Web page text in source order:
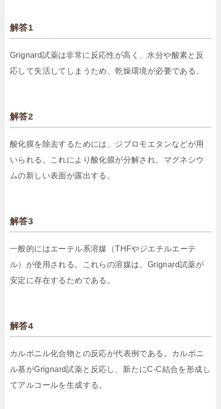
解答1
Grignard試薬は非常に反応性が高く、水分や酸素と反
応して失活してしまうため、乾燥環境が必要である。
解答2
酸化膜を除去するためには、ジブロモエタンなどが用
いられる。これにより酸化膜が分解され、マグネシウ
ムの新しい表面が露出する。
解答3
一般的にはエーテル系溶媒（THFやジエチルエーテ
ル）が使用される。これらの溶媒は、Grignard試薬が
安定に存在するためである。
解答4
カルボニル化合物との反応が代表例である。カルボニ
ル基がGrignard試薬と反応し、新たにC-C結合を形成し
てアルコールを生成する。